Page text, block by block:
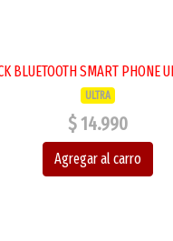
BLUETOOTH SMART PHONE
ULTRA
$ 14.990
Agregar al carro